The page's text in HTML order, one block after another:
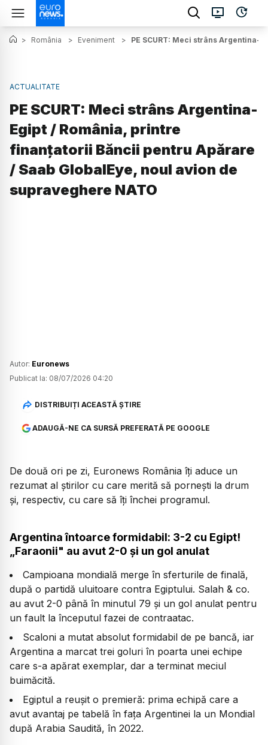
> România > Eveniment > PE SCURT: Meci strâns Argentina-
ACTUALITATE
PE SCURT: Meci strâns Argentina-
Egipt / România, printre
finanțatorii Băncii pentru Apărare
/ Saab GlobalEye, noul avion de
supraveghere NATO
Autor: Euronews
Publicat la: 08/07/2026 04:20
DISTRIBUIȚI ACEASTĂ ȘTIRE
ADAUGĂ-NE CA SURSĂ PREFERATĂ PE GOOGLE
De două ori pe zi, Euronews România îți aduce un
rezumat al știrilor cu care merită să pornești la drum
și, respectiv, cu care să îți închei programul.
Argentina întoarce formidabil: 3-2 cu Egipt!
„Faraonii" au avut 2-0 și un gol anulat
Campioana mondială merge în sferturile de finală,
după o partidă uluitoare contra Egiptului. Salah & co.
au avut 2-0 până în minutul 79 și un gol anulat pentru
un fault la începutul fazei de contraatac.
Scaloni a mutat absolut formidabil de pe bancă, iar
Argentina a marcat trei goluri în poarta unei echipe
care s-a apărat exemplar, dar a terminat meciul
buimăcită.
Egiptul a reușit o premieră: prima echipă care a
avut avantaj pe tabelă în fața Argentinei la un Mondial
după Arabia Saudită, în 2022.